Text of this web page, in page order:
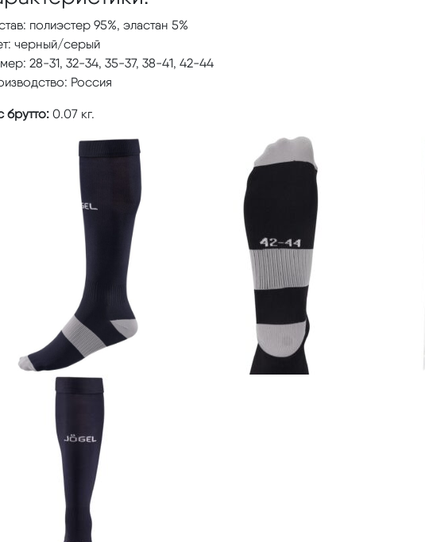
полиэстер 95%, эластан 5%
черный/серый
28-31, 32-34, 35-37, 38-41, 42-44
Россия
брутто: 0.07 кг.